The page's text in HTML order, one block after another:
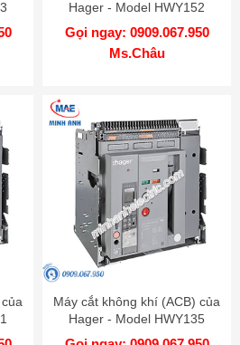
Hager - Model HWY152
Gọi ngay: 0909.067.950
Ms.Châu
Máy cắt không khí (ACB) của
Hager - Model HWY135